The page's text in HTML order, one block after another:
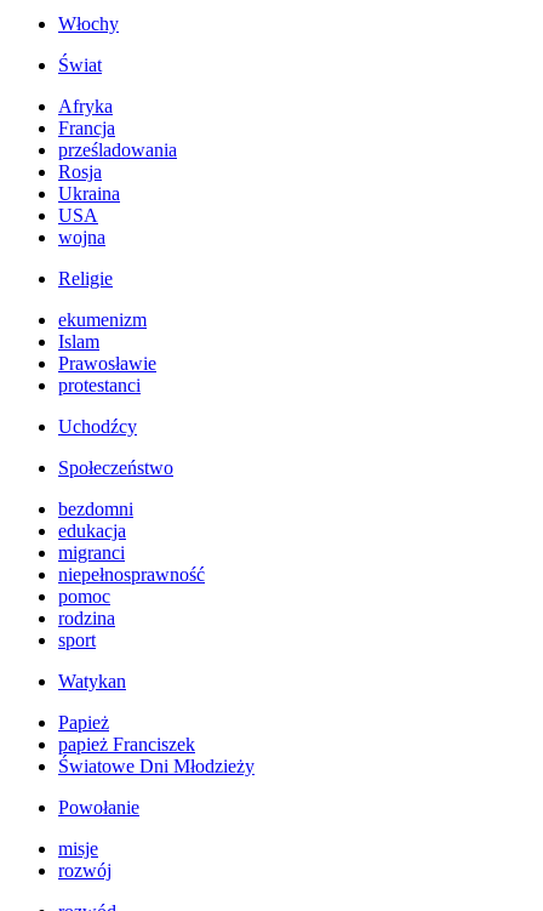
Włochy
Świat
Afryka
Francja
prześladowania
Rosja
Ukraina
USA
wojna
Religie
ekumenizm
Islam
Prawosławie
protestanci
Uchodźcy
Społeczeństwo
bezdomni
edukacja
migranci
niepełnosprawność
pomoc
rodzina
sport
Watykan
Papież
papież Franciszek
Światowe Dni Młodzieży
Powołanie
misje
rozwój